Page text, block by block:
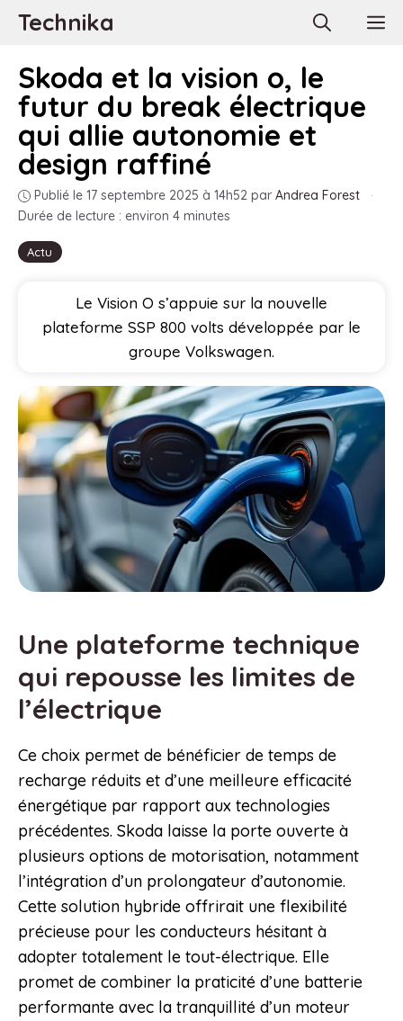
Aller
contenu
Technika
Actu
Skoda et la vision o, le
futur du break électrique
qui allie autonomie et
design raffiné
Publié le 17 septembre 2025 à 14h52 par Andrea Forest
·
Durée de lecture : environ 4 minutes
Le Vision O s’appuie sur la nouvelle
plateforme SSP 800 volts développée par le
groupe Volkswagen.
Une plateforme technique
qui repousse les limites de
l’électrique
Ce choix permet de bénéficier de temps de
recharge réduits et d’une meilleure efficacité
énergétique par rapport aux technologies
précédentes. Skoda laisse la porte ouverte à
plusieurs options de motorisation, notamment
l’intégration d’un prolongateur d’autonomie.
Cette solution hybride offrirait une flexibilité
précieuse pour les conducteurs hésitant à
adopter totalement le tout-électrique. Elle
promet de combiner la praticité d’une batterie
performante avec la tranquillité d’un moteur